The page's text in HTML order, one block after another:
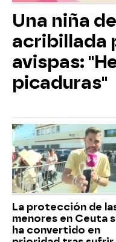
Una niña
acribillada
avispas:
picaduras"
La protección de
menores en Ceuta
ha convertido en